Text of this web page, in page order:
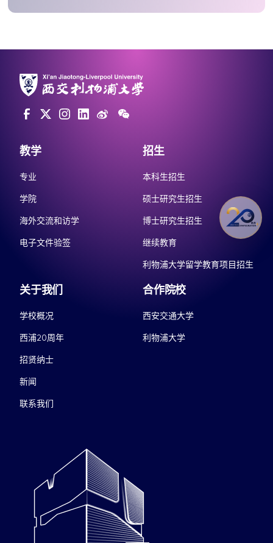
教学
专业
学院
海外交流和访学
电子文件验签
招生
本科生招生
硕士研究生招生
博士研究生招生
继续教育
利物浦大学留学教育项目招生
关于我们
学校概况
西浦20周年
招贤纳士
新闻
联系我们
合作院校
西安交通大学
利物浦大学